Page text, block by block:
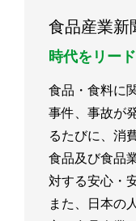
食品産業新
時代をリー
食品・食料に
事件、事故が
るたびに、消
食品及び食品
対する安心・
また、日本の